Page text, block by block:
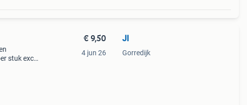
stuk excl
€ 9,50
4 jun 26
Jl
Gorredijk